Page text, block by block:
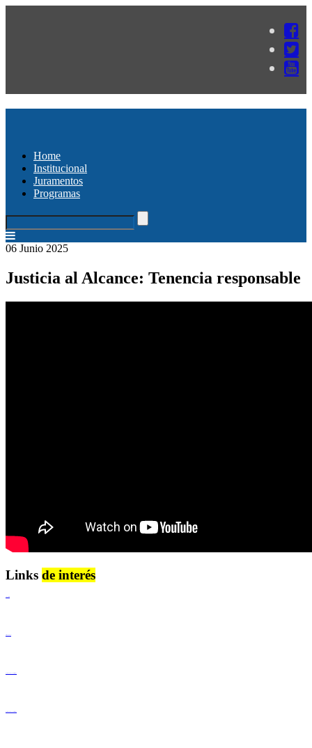
Home
Institucional
Juramentos
Programas
06 Junio 2025
Justicia al Alcance: Tenencia responsable
Links de interés